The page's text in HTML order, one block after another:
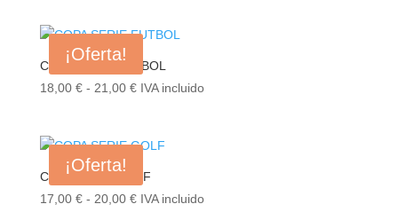
desde
18,00 €
hasta
¡Oferta!
COPA SERIE FUTBOL
18,00 € - 21,00 €Rango
desde
18,00 €
hasta
IVA incluido
¡Oferta!
COPA SERIE GOLF
17,00 € - 20,00 €Rango
IVA incluido